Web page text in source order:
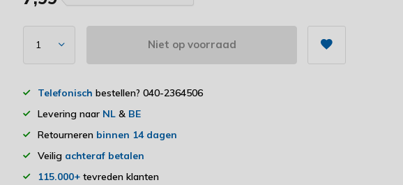
Niet op voorraad
Telefonisch bestellen? 040-2364506
Levering naar NL & BE
Retourneren binnen 14 dagen
Veilig achteraf betalen
115.000+ tevreden klanten